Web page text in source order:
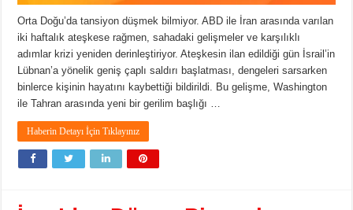
Orta Doğu’da tansiyon düşmek bilmiyor. ABD ile İran arasında varılan
iki haftalık ateşkese rağmen, sahadaki gelişmeler ve karşılıklı
adımlar krizi yeniden derinleştiriyor. Ateşkesin ilan edildiği gün İsrail’in
Lübnan’a yönelik geniş çaplı saldırı başlatması, dengeleri sarsarken
binlerce kişinin hayatını kaybettiği bildirildi. Bu gelişme, Washington
ile Tahran arasında yeni bir gerilim başlığı …
Haberin Detayı İçin Tıklayınız